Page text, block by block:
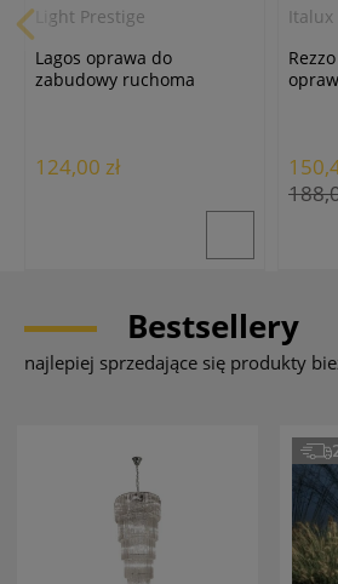
Light Prestige
Lagos oprawa do
zabudowy ruchoma
124,00 zł
Italux
Bestsellery
najlepiej sprzedające się produkty